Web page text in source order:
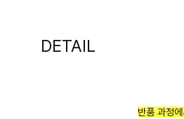
DETAIL
반품 과정